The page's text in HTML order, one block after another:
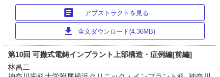
article アブストラクトを見る
download 全文ダウンロード(4.36MB)
第10回 可撤式電鋳インプラント上部構造・症例編[前編]
林昌二